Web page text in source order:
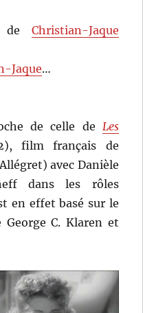
de Christian-Jaque
Jaque…
de celle de Les
film français de
avec Danièle
dans les rôles
en effet basé sur le
C. Klaren et